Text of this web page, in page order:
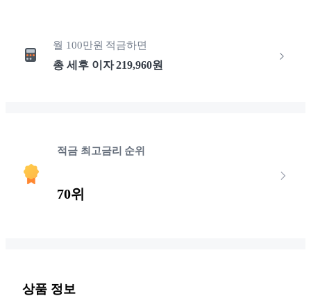
월 100만원 적금하면
총 세후 이자219,960원
적금 최고금리 순위
70위
상품 정보